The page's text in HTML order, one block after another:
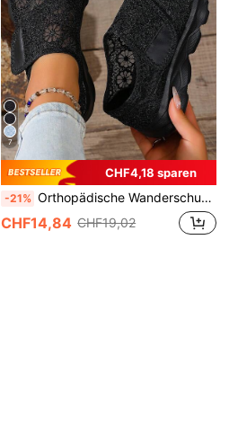
7
CHF4,18 sparen
-21% Orthopädische Wanderschuhe für Damen mit breiten Füßen & geschwollenen Füßen - verstellbare Riemen schwarze Schuhe für Damen Trainer (speziell für breite Füße)
CHF14,84 CHF19,02